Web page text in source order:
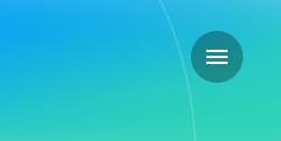
Open